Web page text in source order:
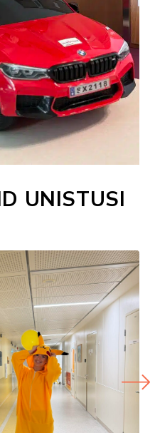
UNISTUSI